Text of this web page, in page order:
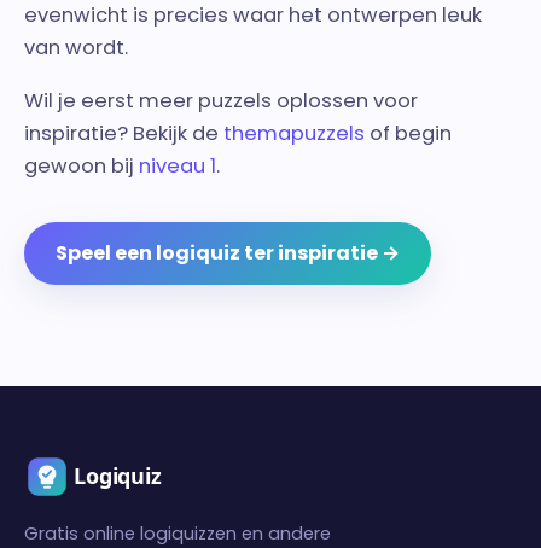
evenwicht is precies waar het ontwerpen leuk
van wordt.
Wil je eerst meer puzzels oplossen voor
inspiratie? Bekijk de themapuzzels of begin
gewoon bij niveau 1.
Speel een logiquiz ter inspiratie →
Gratis online logiquizzen en andere